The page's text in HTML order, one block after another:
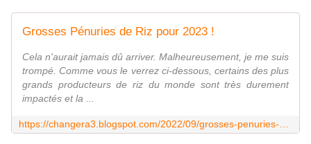
Grosses Pénuries de Riz pour 2023 !
Cela n'aurait jamais dû arriver. Malheureusement, je me suis
trompé. Comme vous le verrez ci-dessous, certains des plus
grands producteurs de riz du monde sont très durement
impactés et la ...